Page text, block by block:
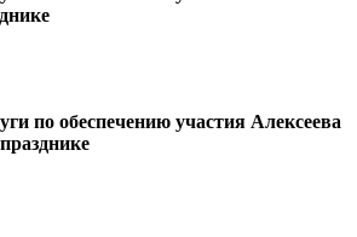
по обеспечению участия Алексеева